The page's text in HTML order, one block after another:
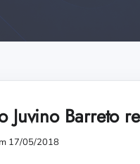
Juvino Barreto
17/05/2018